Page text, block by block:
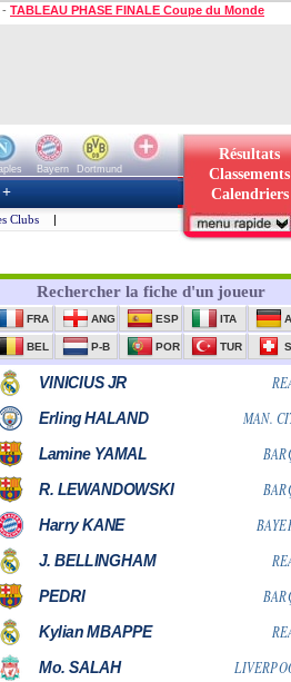
- TABLEAU PHASE FINALE Coupe du Monde
Bayern
Dortmund
Résultats
Classements
Calendriers
+
Clubs |